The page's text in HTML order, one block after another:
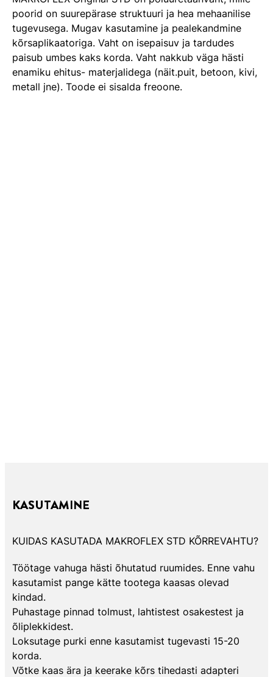
poorid on suurepärase struktuuri ja hea mehaanilise
tugevusega. Mugav kasutamine ja pealekandmine
kõrsaplikaatoriga. Vaht on isepaisuv ja tardudes
paisub umbes kaks korda. Vaht nakkub väga hästi
enamiku ehitus- materjalidega (näit.puit, betoon, kivi,
metall jne). Toode ei sisalda freoone.
KASUTAMINE
KUIDAS KASUTADA MAKROFLEX STD KÕRREVAHTU?
Töötage vahuga hästi õhutatud ruumides. Enne vahu
kasutamist pange kätte tootega kaasas olevad
kindad.
Puhastage pinnad tolmust, lahtistest osakestest ja
õliplekkidest.
Loksutage purki enne kasutamist tugevasti 15-20
korda.
Võtke kaas ära ja keerake kõrs tihedasti adapteri